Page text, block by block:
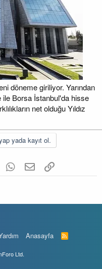
döneme giriliyor. Yarından
ile Borsa İstanbul'da hisse
net olduğu Yıldız
yada kayıt ol.
Tumblr WhatsApp
E-postaLink
Anasayfa
R
S
Ltd.